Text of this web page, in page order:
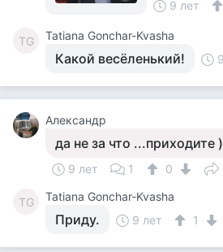
9 лет
TG Tatiana Gonchar-Kvasha
Какой весёленький!
Александр
да не за что ...приходите
9 лет 1 0
TG Tatiana Gonchar-Kvasha
Приду. 9 лет 1